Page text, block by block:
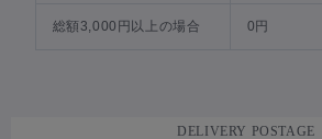
総額3,000円以上の場合 0円
DELIVERY POSTAGE